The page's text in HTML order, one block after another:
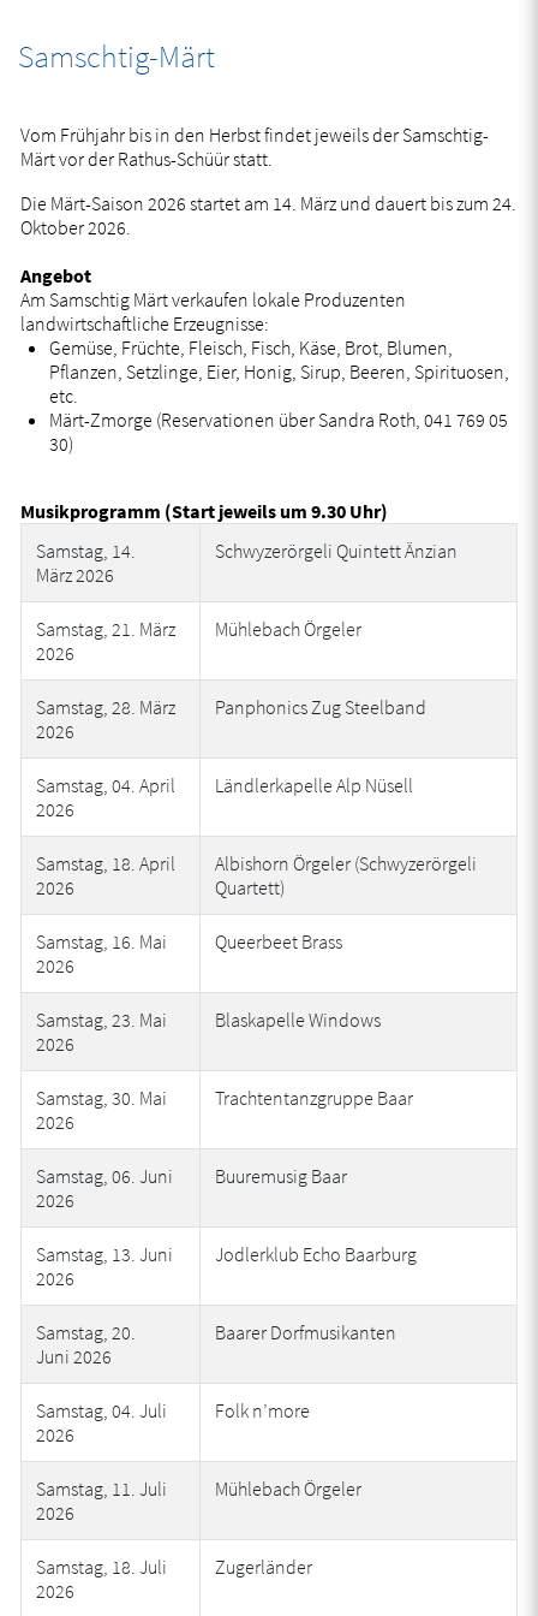
Samschtig-Märt
Vom Frühjahr bis in den Herbst findet jeweils der Samschtig-
Märt vor der Rathus-Schüür statt.
Die Märt-Saison 2026 startet am 14. März und dauert bis zum 24.
Oktober 2026.
Angebot
Am Samschtig Märt verkaufen lokale Produzenten
landwirtschaftliche Erzeugnisse:
Gemüse, Früchte, Fleisch, Fisch, Käse, Brot, Blumen,
Pflanzen, Setzlinge, Eier, Honig, Sirup, Beeren, Spirituosen,
etc.
Märt-Zmorge (Reservationen über Sandra Roth, 041 769 05
30)
Musikprogramm (Start jeweils um 9.30 Uhr)
Samstag, 14.
März 2026
Schwyzerörgeli Quintett Änzian
Samstag, 21. März
2026
Mühlebach Örgeler
Samstag, 28. März
2026
Panphonics Zug Steelband
Samstag, 04. April
2026
Ländlerkapelle Alp Nüsell
Samstag, 18. April
2026
Albishorn Örgeler (Schwyzerörgeli
Quartett)
Samstag, 16. Mai
2026
Queerbeet Brass
Samstag, 23. Mai
2026
Blaskapelle Windows
Samstag, 30. Mai
2026
Trachtentanzgruppe Baar
Samstag, 06. Juni
2026
Buuremusig Baar
Samstag, 13. Juni
2026
Jodlerklub Echo Baarburg
Samstag, 20.
Juni 2026
Baarer Dorfmusikanten
Samstag, 04. Juli
2026
Folk n’more
Samstag, 11. Juli
2026
Mühlebach Örgeler
Samstag, 18. Juli
2026
Zugerländer
Zugehörige Objekte